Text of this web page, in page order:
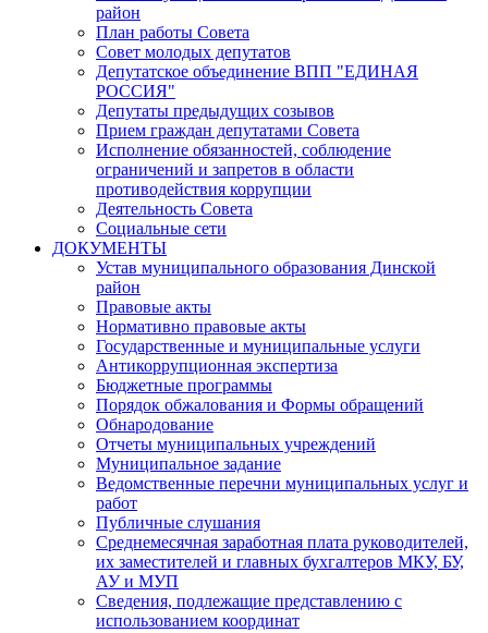
район
План работы Совета
Совет молодых депутатов
Депутатское объединение ВПП "ЕДИНАЯ
РОССИЯ"
Депутаты предыдущих созывов
Прием граждан депутатами Совета
Исполнение обязанностей, соблюдение
ограничений и запретов в области
противодействия коррупции
Деятельность Совета
Социальные сети
ДОКУМЕНТЫ
Устав муниципального образования Динской
район
Правовые акты
Нормативно правовые акты
Государственные и муниципальные услуги
Антикоррупционная экспертиза
Бюджетные программы
Порядок обжалования и Формы обращений
Обнародование
Отчеты муниципальных учреждений
Муниципальное задание
Ведомственные перечни муниципальных услуг и
работ
Публичные слушания
Среднемесячная заработная плата руководителей,
их заместителей и главных бухгалтеров МКУ, БУ,
АУ и МУП
Сведения, подлежащие представлению с
использованием координат